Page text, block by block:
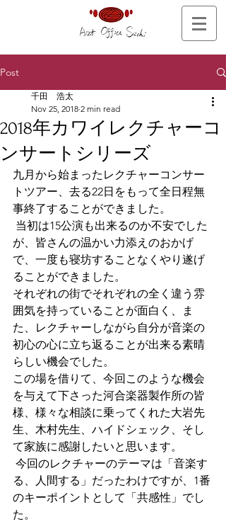
Post
2018年カワイレクチャーコ
ンサートシリーズ
千田 浩太
Nov 25, 2018 2 min read
九月から始まったレクチャーコンサー
トツアー、去る22日をもって全日程無
事終了することができました。
が、皆さんの温かい力添えのおかげ
で、一度も寝坊することなくやり遂げ
ることができました。
それぞれの街でそれぞれの全く違う雰
囲気を持っていることが面白く、ま
た、レクチャーしながら自分が音楽の
初心の心に立ち返ることが出来る素晴
らしい機会でした。
この場を借りて、今回このような機会
を与えて下さった河合楽器製作所の皆
様、様々な相談に乗ってくれた大岩先
生、木村先生、ハイドシェック、そし
て家族に感謝したいと思います。
る、人間する」だったわけですが、1番
のキーポイントとして「共感性」でし
た。